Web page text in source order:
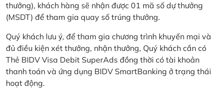
thưởng), khách hàng sẽ nhận được 01 mã số dự thưởng
(MSDT) để tham gia quay số trúng thưởng.
Quý khách lưu ý, để tham gia chương trình khuyến mại và
đủ điều kiện xét thưởng, nhận thưởng, Quý khách cần có
Thẻ BIDV Visa Debit SuperAds đồng thời có tài khoản
thanh toán và ứng dụng BIDV SmartBanking ở trạng thái
hoạt động.